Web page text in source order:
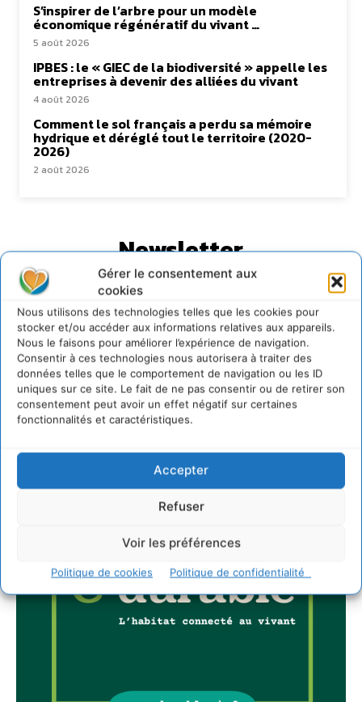
Gérer le consentement aux
cookies
Nous utilisons des technologies telles que les cookies pour
stocker et/ou accéder aux informations relatives aux appareils.
Nous le faisons pour améliorer l’expérience de navigation.
Consentir à ces technologies nous autorisera à traiter des
données telles que le comportement de navigation ou les ID
uniques sur ce site. Le fait de ne pas consentir ou de retirer son
consentement peut avoir un effet négatif sur certaines
fonctionnalités et caractéristiques.
Accepter
Refuser
Voir les préférences
Politique de cookies Politique de confidentialité
S’inspirer de l’arbre pour un modèle
économique régénératif du vivant …
5 août 2026
IPBES : le « GIEC de la biodiversité » appelle les
entreprises à devenir des alliées du vivant
4 août 2026
Comment le sol français a perdu sa mémoire
hydrique et déréglé tout le territoire (2020-
2026)
2 août 2026
Newsletter
JE M'ABONNE